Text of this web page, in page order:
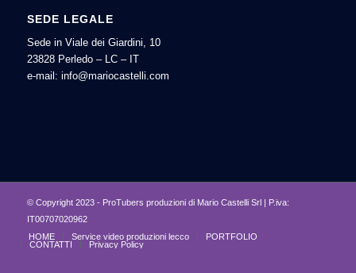
SEDE LEGALE
Sede in Viale dei Giardini, 10
23828 Perledo – LC – IT
e-mail: info@mariocastelli.com
© Copyright 2023 - ProTubers produzioni di Mario Castelli Srl | P.iva:
IT00707020962
HOME
Service video produzioni lecco
PORTFOLIO
CONTATTI
Privacy Policy